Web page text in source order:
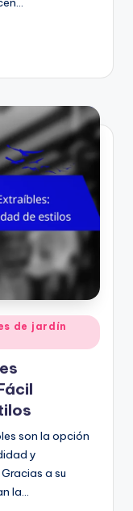
de jardín
son la opción
y
a su
la…